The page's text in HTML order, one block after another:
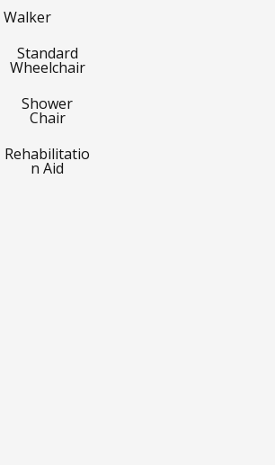
Walker
Standard
Wheelchair
Shower
Chair
Rehabilitatio
n Aid